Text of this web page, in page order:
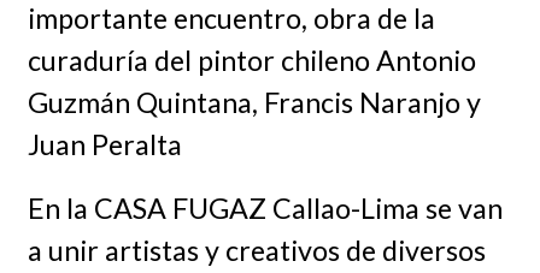
importante encuentro, obra de la
curaduría del pintor chileno Antonio
Guzmán Quintana, Francis Naranjo y
Juan Peralta
En la CASA FUGAZ Callao-Lima se van
a unir artistas y creativos de diversos